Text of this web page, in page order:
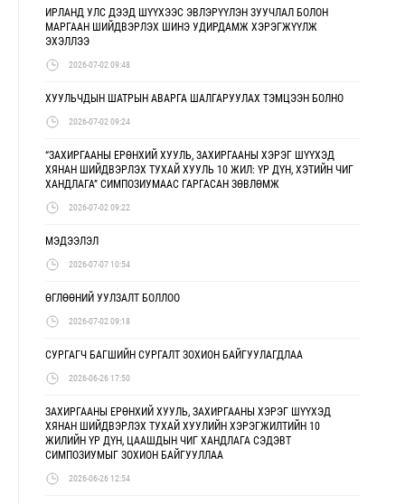
ИРЛАНД УЛС ДЭЭД ШҮҮХЭЭС ЭВЛЭРҮҮЛЭН ЗУУЧЛАЛ БОЛОН
МАРГААН ШИЙДВЭРЛЭХ ШИНЭ УДИРДАМЖ ХЭРЭГЖҮҮЛЖ
ЭХЭЛЛЭЭ
2026-07-02 09:48
ХУУЛЬЧДЫН ШАТРЫН АВАРГА ШАЛГАРУУЛАХ ТЭМЦЭЭН БОЛНО
2026-07-02 09:24
“ЗАХИРГААНЫ ЕРӨНХИЙ ХУУЛЬ, ЗАХИРГААНЫ ХЭРЭГ ШҮҮХЭД
ХЯНАН ШИЙДВЭРЛЭХ ТУХАЙ ХУУЛЬ 10 ЖИЛ: ҮР ДҮН, ХЭТИЙН ЧИГ
ХАНДЛАГА” СИМПОЗИУМААС ГАРГАСАН ЗӨВЛӨМЖ
2026-07-02 09:22
МЭДЭЭЛЭЛ
2026-07-07 10:54
ӨГЛӨӨНИЙ УУЛЗАЛТ БОЛЛОО
2026-07-02 09:18
СУРГАГЧ БАГШИЙН СУРГАЛТ ЗОХИОН БАЙГУУЛАГДЛАА
2026-06-26 17:50
ЗАХИРГААНЫ ЕРӨНХИЙ ХУУЛЬ, ЗАХИРГААНЫ ХЭРЭГ ШҮҮХЭД
ХЯНАН ШИЙДВЭРЛЭХ ТУХАЙ ХУУЛИЙН ХЭРЭГЖИЛТИЙН 10
ЖИЛИЙН ҮР ДҮН, ЦААШДЫН ЧИГ ХАНДЛАГА СЭДЭВТ
СИМПОЗИУМЫГ ЗОХИОН БАЙГУУЛЛАА
2026-06-26 12:54